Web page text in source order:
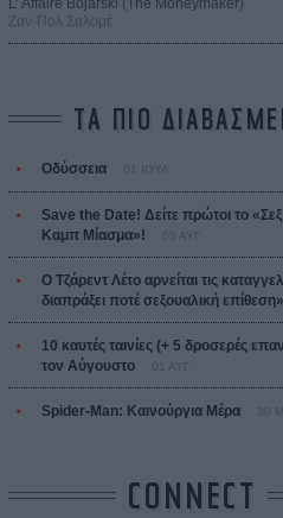
L’ Affaire Bojarski (The Moneymaker)
Ζαν-Πολ Σαλομέ
ΤΑ ΠΙΟ
Οδύσσεια
Save the Date! Δείτε πρώτοι το
Καμπ Μίασμα»!
Ο Τζάρεντ Λέτο αρνείται τις
διαπράξει ποτέ σεξουαλική επίθεση»
10 καυτές ταινίες (+ 5 δροσερές
τον Αύγουστο
Spider-Man: Καινούργια Μέρα 30
CONNECT